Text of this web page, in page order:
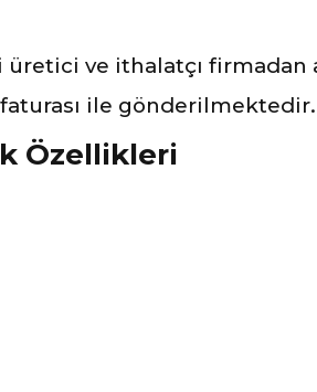
ve ithalatçı
ile gönderilmektedir.
Özellikleri